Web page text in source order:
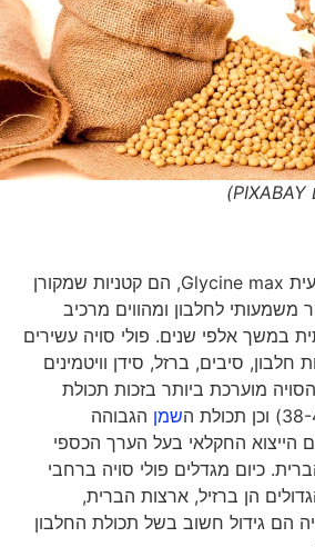
פולי סויה, המכונה מדעית Glycine max, הם קטניות שמקורן
לחלבון ומהווים מרכיב
במשך אלפי שנים. פולי סויה עשירים
סיבים, ברזל, סידן וויטמינים
מוערכת ביותר בזכות תכולת
שמןהגבוהה
הם הייצוא החקלאי בעל הערך הכספי
כיום מגדלים פולי סויה ברחבי
הן ברזיל, ארצות הברית,
הם גידול חשוב בשל תכולת החלבון